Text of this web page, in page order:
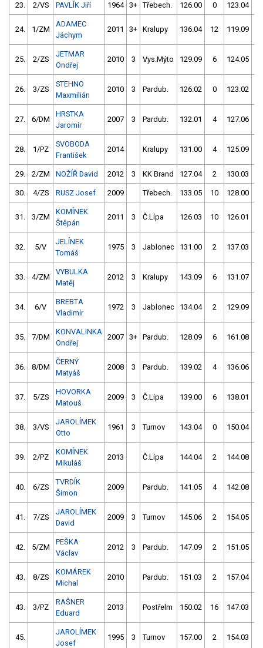
23. 2/VS PAVLÍK Jiří 1964 3+ Třebech. 126.00 0 123.04
24. 1/ZM
ADAMEC
Jáchym
2011 3+ Kralupy 136.04 12 119.09
25. 2/ZS
JETMAR
Ondřej
2010 3 Vys.Mýto 129.09 6 124.05
26. 3/ZS
STEHNO
Maxmilián
2010 3 Pardub. 126.02 0 123.02
27. 6/DM
HRSTKA
Jaromír
2007 3 Pardub. 132.01 4 127.06
28. 1/PZ
SVOBODA
František
2014 Kralupy 131.00 4 125.09
29. 2/ZM NOŽÍŘ David 2012 3 KK Brand 127.04 2 130.03
30. 4/ZS RUSZ Josef 2009 Třebech. 133.05 10 128.00
31. 3/ZM
KOMÍNEK
Štěpán
2011 3 Č.Lípa 126.03 10 126.01
32. 5/V
JELÍNEK
Tomáš
1975 3 Jablonec 131.00 2 137.03
33. 4/ZM
VYBULKA
Matěj
2012 3 Kralupy 143.09 6 131.07
34. 6/V
BREBTA
Vladimír
1972 3 Jablonec 134.04 2 129.09
35. 7/DM
KONVALINKA
Ondřej
2007 3+ Pardub. 128.09 6 161.08
36. 8/DM
ČERNÝ
Matyáš
2008 3 Pardub. 139.02 4 136.06
37. 5/ZS
HOVORKA
Matouš
2009 3 Č.Lípa 139.00 6 138.01
38. 3/VS
JAROLÍMEK
Otto
1961 3 Turnov 143.04 0 150.04
39. 2/PZ
KOMÍNEK
Mikuláš
2013 Č.Lípa 144.04 2 144.08
40. 6/ZS
TVRDÍK
Šimon
2009 Pardub. 141.05 4 142.08
41. 7/ZS
JAROLÍMEK
David
2009 3 Turnov 145.06 2 154.05
42. 5/ZM
PEŠKA
Václav
2012 3 Pardub. 147.09 2 151.05
43. 8/ZS
KOMÁREK
Michal
2010 Pardub. 151.03 2 157.04
43. 3/PZ
RAŠNER
Eduard
2013 Postřelm 150.02 16 147.03
45.
JAROLÍMEK
Josef
1995 3 Turnov 157.00 2 154.03